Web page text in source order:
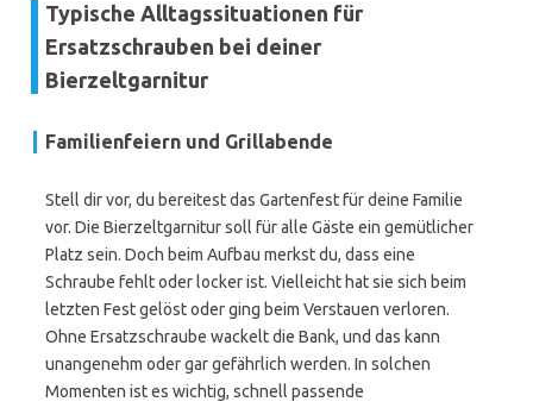
Typische Alltagssituationen für
Ersatzschrauben bei deiner
Bierzeltgarnitur
Familienfeiern und Grillabende
Stell dir vor, du bereitest das Gartenfest für deine Familie
vor. Die Bierzeltgarnitur soll für alle Gäste ein gemütlicher
Platz sein. Doch beim Aufbau merkst du, dass eine
Schraube fehlt oder locker ist. Vielleicht hat sie sich beim
letzten Fest gelöst oder ging beim Verstauen verloren.
Ohne Ersatzschraube wackelt die Bank, und das kann
unangenehm oder gar gefährlich werden. In solchen
Momenten ist es wichtig, schnell passende